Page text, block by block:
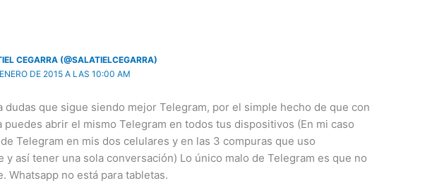
CEGARRA (@SALATIELCEGARRA)
DE 2015 A LAS 10:00 AM
dudas que sigue siendo mejor Telegram, por el simple hecho de que con
puedes abrir el mismo Telegram en todos tus dispositivos (En mi caso
Telegram en mis dos celulares y en las 3 compuras que uso
y así tener una sola conversación) Lo único malo de Telegram es que no
Whatsapp no está para tabletas.